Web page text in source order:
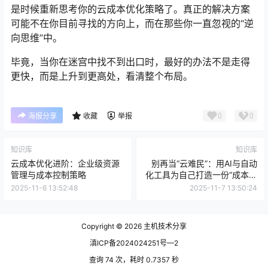
是时候重新思考你的云成本优化策略了。真正的解决方案
可能不在你目前寻找的方向上，而在那些你一直忽视的“逆
向思维”中。
毕竟，当你在迷宫中找不到出口时，最好的办法不是走得
更快，而是上升到更高处，看清整个布局。
海报分享 收藏 举报 0 0
知识库
云成本优化进阶：企业级资源
管理与成本控制策略
2025-11-6 13:52:48
知识库
别再当“云难民”：用AI与自动
化工具为自己打造一份“成本自
由”计划
2025-11-7 13:50:24
Copyright © 2026 主机技术分享
滇ICP备2024024251号—2
查询 74 次，耗时 0.7357 秒